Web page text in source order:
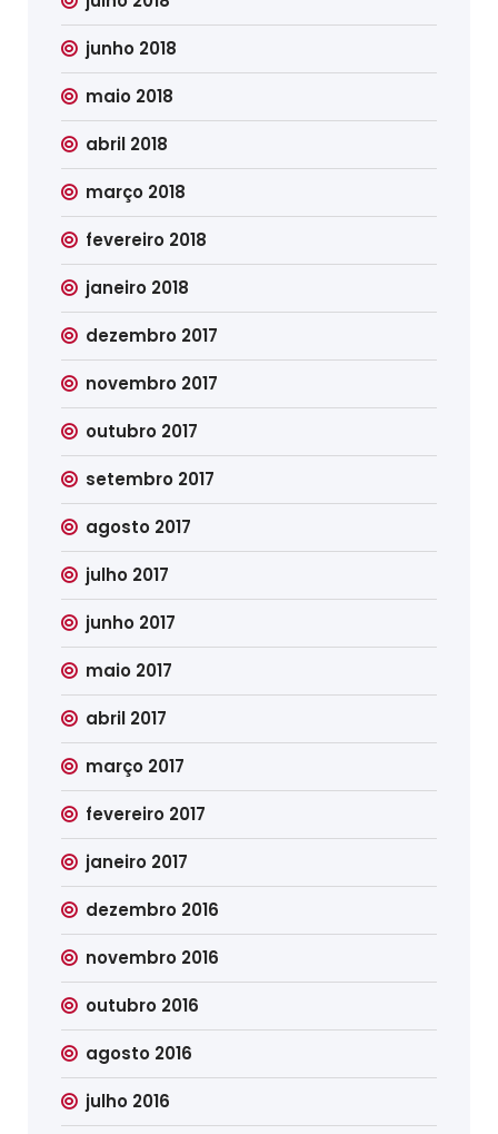
junho 2018
maio 2018
abril 2018
março 2018
fevereiro 2018
janeiro 2018
dezembro 2017
novembro 2017
outubro 2017
setembro 2017
agosto 2017
julho 2017
junho 2017
maio 2017
abril 2017
março 2017
fevereiro 2017
janeiro 2017
dezembro 2016
novembro 2016
outubro 2016
agosto 2016
julho 2016